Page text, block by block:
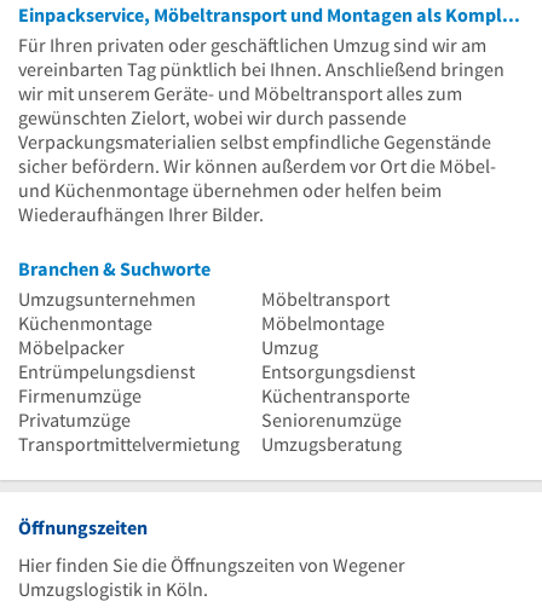
Einpackservice, Möbeltransport und Montagen als Komplettservice
Für Ihren privaten oder geschäftlichen Umzug sind wir am
vereinbarten Tag pünktlich bei Ihnen. Anschließend bringen
wir mit unserem Geräte- und Möbeltransport alles zum
gewünschten Zielort, wobei wir durch passende
Verpackungsmaterialien selbst empfindliche Gegenstände
sicher befördern. Wir können außerdem vor Ort die Möbel-
und Küchenmontage übernehmen oder helfen beim
Wiederaufhängen Ihrer Bilder.
Branchen & Suchworte
Umzugsunternehmen
Möbeltransport
Küchenmontage
Möbelmontage
Möbelpacker
Umzug
Entrümpelungsdienst
Entsorgungsdienst
Firmenumzüge
Küchentransporte
Privatumzüge
Seniorenumzüge
Transportmittelvermietung
Umzugsberatung
Öffnungszeiten
Hier finden Sie die Öffnungszeiten von Wegener
Umzugslogistik in Köln.